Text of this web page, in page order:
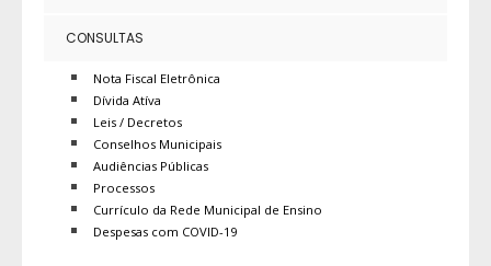
CONSULTAS
Nota Fiscal Eletrônica
Dívida Atíva
Leis / Decretos
Conselhos Municipais
Audiências Públicas
Processos
Currículo da Rede Municipal de Ensino
Despesas com COVID-19